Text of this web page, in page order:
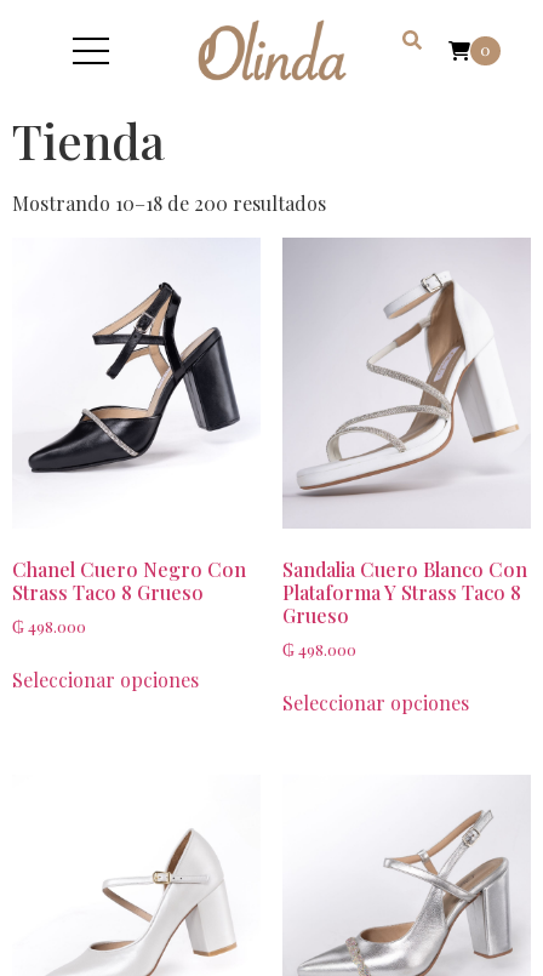
0
Tienda
Mostrando 10–18 de 200 resultados
Chanel Cuero Negro Con
Strass Taco 8 Grueso
₲498.000
Seleccionar opciones
Sandalia Cuero Blanco Con
Plataforma Y Strass Taco 8
Grueso
₲498.000
Seleccionar opciones